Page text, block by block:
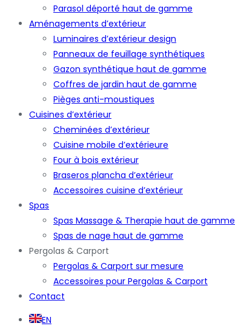
Parasol déporté haut de gamme
Aménagements d’extérieur
Luminaires d’extérieur design
Panneaux de feuillage synthétiques
Gazon synthétique haut de gamme
Coffres de jardin haut de gamme
Pièges anti-moustiques
Cuisines d’extérieur
Cheminées d’extérieur
Cuisine mobile d’extérieure
Four à bois extérieur
Braseros plancha d’extérieur
Accessoires cuisine d’extérieur
Spas
Spas Massage & Therapie haut de gamme
Spas de nage haut de gamme
Pergolas & Carport
Pergolas & Carport sur mesure
Accessoires pour Pergolas & Carport
Contact
EN